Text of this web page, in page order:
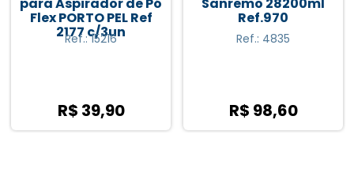
para Aspirador de Pó
Flex PORTO PEL Ref
2177 c/3un
Ref.: 15216
R$ 39,90
Sanremo 28200ml
Ref.970
Ref.: 4835
R$ 98,60